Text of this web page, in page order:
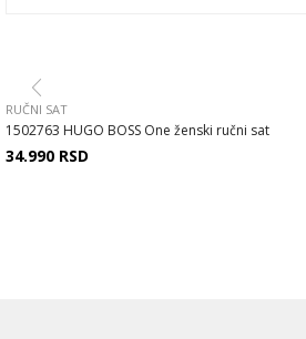
RUČNI SAT
1502763 HUGO BOSS One ženski ručni sat
34.990 RSD